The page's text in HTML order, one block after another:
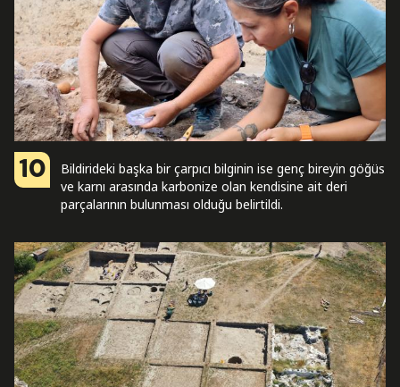
10
Bildirideki başka bir çarpıcı bilginin ise genç bireyin göğüs
ve karnı arasında karbonize olan kendisine ait deri
parçalarının bulunması olduğu belirtildi.